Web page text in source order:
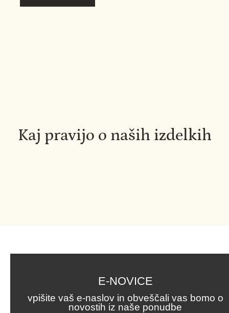
Kaj pravijo o naših izdelkih
E-NOVICE
vpišite vaš e-naslov in obveščali vas bomo o
novostih iz naše ponudbe